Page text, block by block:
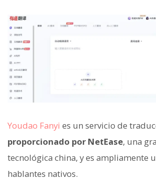
Youdao Fanyi es un servicio de
proporcionado por NetEase, una
tecnológica china, y es ampliamente
hablantes nativos.